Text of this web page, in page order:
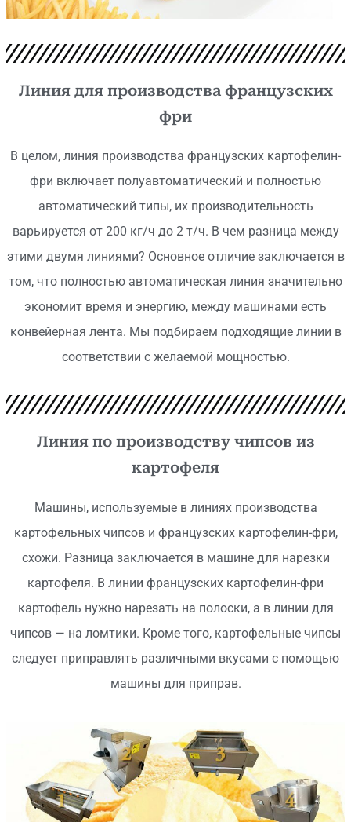
Линия для производства французских
фри
В целом, линия производства французских картофелин-
фри включает полуавтоматический и полностью
автоматический типы, их производительность
варьируется от 200 кг/ч до 2 т/ч. В чем разница между
этими двумя линиями? Основное отличие заключается в
том, что полностью автоматическая линия значительно
экономит время и энергию, между машинами есть
конвейерная лента. Мы подбираем подходящие линии в
соответствии с желаемой мощностью.
Линия по производству чипсов из
картофеля
Машины, используемые в линиях производства
картофельных чипсов и французских картофелин-фри,
схожи. Разница заключается в машине для нарезки
картофеля. В линии французских картофелин-фри
картофель нужно нарезать на полоски, а в линии для
чипсов — на ломтики. Кроме того, картофельные чипсы
следует приправлять различными вкусами с помощью
машины для приправ.